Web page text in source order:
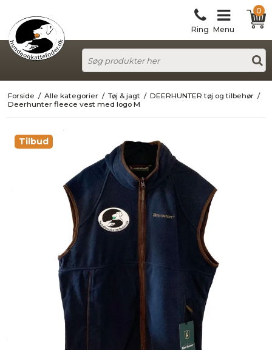
Ring Menu
0
Forside / Alle kategorier / Tøj & jagt / DEERHUNTER tøj og tilbehør /
Deerhunter fleece vest med logo M
Tilbud